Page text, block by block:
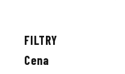
Cena